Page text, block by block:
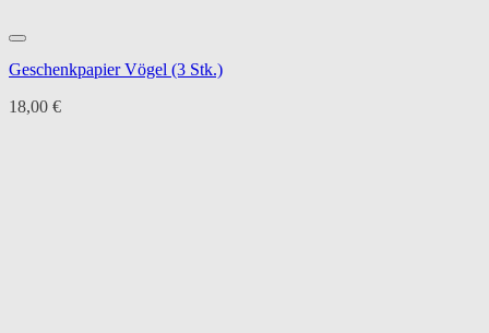
Geschenkpapier Vögel (3 Stk.)
18,00 €